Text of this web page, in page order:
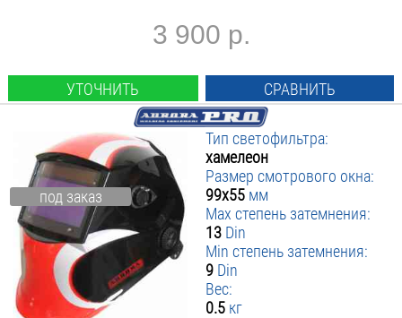
3 900 р.
УТОЧНИТЬ СРАВНИТЬ
под заказ
Тип светофильтра:
хамелеон
Размер смотрового окна:
99х55 мм
Max степень затемнения:
13 Din
Min степень затемнения:
9 Din
Вес:
0.5 кг